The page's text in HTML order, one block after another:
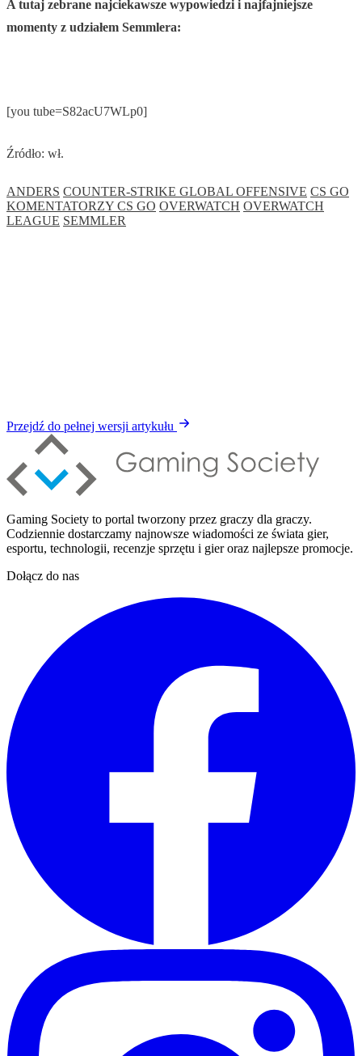
A tutaj zebrane najciekawsze wypowiedzi i najfajniejsze
momenty z udziałem Semmlera:
[you tube=S82acU7WLp0]
Źródło: wł.
ANDERS COUNTER-STRIKE GLOBAL OFFENSIVE CS GO
KOMENTATORZY CS GO OVERWATCH OVERWATCH
LEAGUE SEMMLER
Przejdź do pełnej wersji artykułu
Gaming Society to portal tworzony przez graczy dla graczy.
Codziennie dostarczamy najnowsze wiadomości ze świata gier,
esportu, technologii, recenzje sprzętu i gier oraz najlepsze promocje.
Dołącz do nas